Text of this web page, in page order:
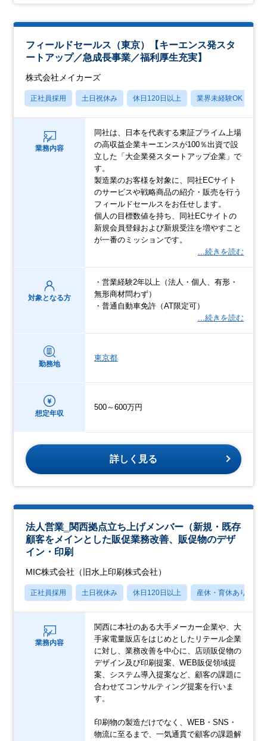
フィールドセールス（東京）【キーエンス発スタ
ートアップ／急成長事業／福利厚生充実】
株式会社メイカーズ
正社員採用 土日祝休み 休日120日以上 業界未経験OK
業務内容
同社は、日本を代表する東証プライム上場
の高収益企業キーエンスが100％出資で設
立した「大企業発スタートアップ企業」で
す。
製造業のお客様を対象に、同社ECサイト
のサービスや戦略商品の紹介・販売を行う
フィールドセールスをお任せします。
個人の目標数値を持ち、同社ECサイトの
新規会員登録および新規受注を増やすこと
が一番のミッションです。
…続きを読む
対象となる方
・営業経験2年以上（法人・個人、有形・
無形商材問わず）
・普通自動車免許（AT限定可）
…続きを読む
勤務地
東京都
想定年収
500～600万円
詳しく見る
法人営業‗関西拠点立ち上げメンバー（新規・既存
顧客をメインとした販促業務改善、販促物のデザ
イン・印刷
MIC株式会社（旧水上印刷株式会社）
正社員採用 土日祝休み 休日120日以上 産休・育休あり
業務内容
関西に本社のある大手メーカー企業や、大
手家電量販店をはじめとしたリテール企業
に対し、業務改善を中心に、店頭販促物の
デザイン及び印刷提案、WEB販促領域提
案、システム導⼊提案など、顧客の課題に
合わせてコンサルティング提案を行いま
す。
印刷物の製造だけでなく、WEB・SNS・
物流に⾄るまで、⼀気通貫で顧客の課題解